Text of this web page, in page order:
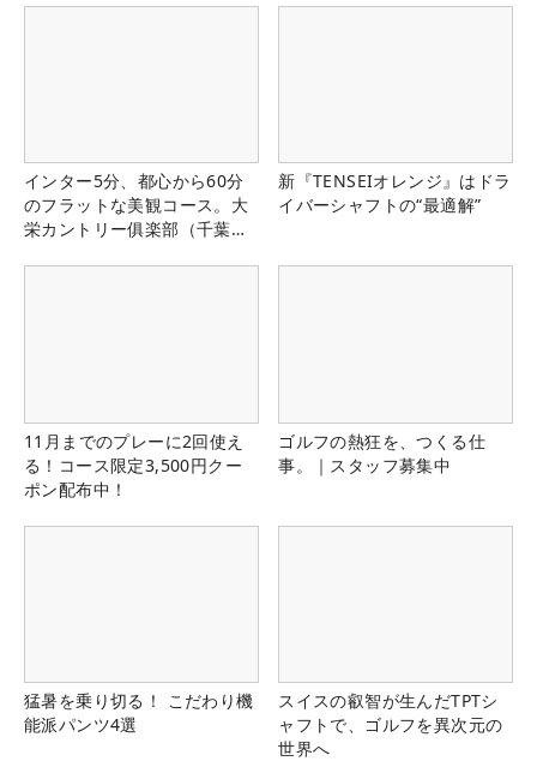
インター5分、都心から60分
のフラットな美観コース。大
栄カントリー俱楽部（千葉
新『TENSEIオレンジ』はドラ
イバーシャフトの“最適解”
11月までのプレーに2回使え
る！コース限定3,500円クー
ポン配布中！
ゴルフの熱狂を、つくる仕
事。｜スタッフ募集中
猛暑を乗り切る！ こだわり機
能派パンツ4選
スイスの叡智が生んだTPTシ
ャフトで、ゴルフを異次元の
世界へ